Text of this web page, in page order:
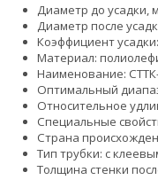
Диаметр до усадки,
Диаметр после
Коэффициент
Материал:
Наименование:
Оптимальный
Относительное
Специальные
Страна
Тип трубки: с
Толщина стенки